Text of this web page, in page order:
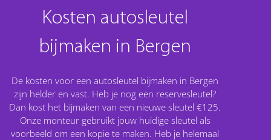
Kosten autosleutel
bijmaken in Bergen
De kosten voor een autosleutel bijmaken in Bergen
zijn helder en vast. Heb je nog een reservesleutel?
Dan kost het bijmaken van een nieuwe sleutel €125.
Onze monteur gebruikt jouw huidige sleutel als
voorbeeld om een kopie te maken. Heb je helemaal